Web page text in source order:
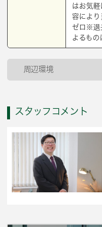
はお気
容によ
ゼロ※退
よるもの
周辺環境
スタッフコメント